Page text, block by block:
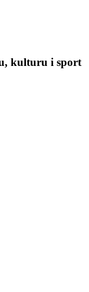
kulturu i sport